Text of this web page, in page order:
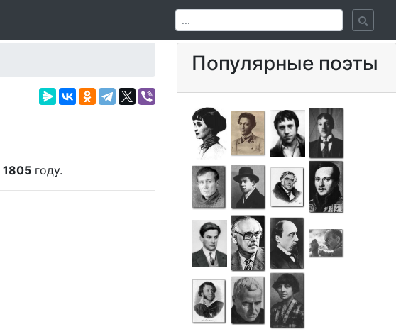
1805 году.
Популярные поэты